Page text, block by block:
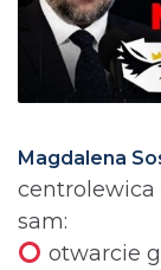
Magdalena
centrolewica
sam:
otwarcie